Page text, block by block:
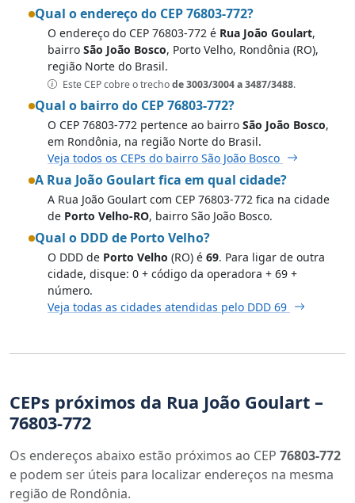
Qual o endereço do CEP 76803-772?
O endereço do CEP 76803-772 é Rua João Goulart,
bairro São João Bosco, Porto Velho, Rondônia (RO),
região Norte do Brasil.
Este CEP cobre o trechode 3003/3004 a 3487/3488.
Qual o bairro do CEP 76803-772?
O CEP 76803-772 pertence ao bairro São João Bosco,
em Rondônia, na região Norte do Brasil.
Veja todos os CEPs do bairro São João Bosco
A Rua João Goulart fica em qual cidade?
A Rua João Goulart com CEP 76803-772 fica na cidade
de Porto Velho-RO, bairro São João Bosco.
Qual o DDD de Porto Velho?
O DDD de Porto Velho (RO) é 69. Para ligar de outra
cidade, disque: 0 + código da operadora + 69 +
número.
Veja todas as cidades atendidas pelo DDD 69
CEPs próximos da Rua João Goulart –
76803-772
Os endereços abaixo estão próximos ao CEP 76803-772
e podem ser úteis para localizar endereços na mesma
região de Rondônia.